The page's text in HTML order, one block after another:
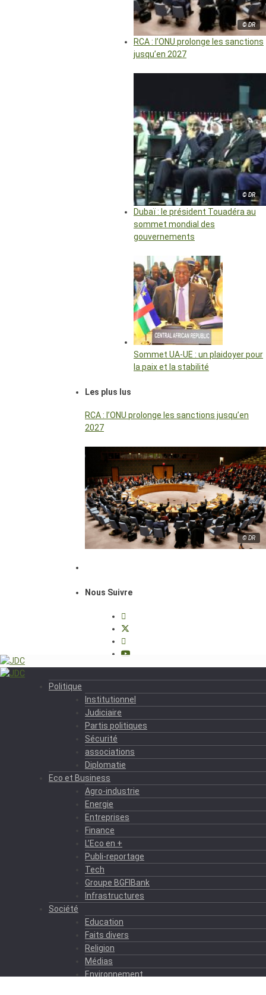
© DR
RCA : l’ONU prolonge les sanctions
jusqu’en 2027
© DR
Dubaï : le président Touadéra au
sommet mondial des
gouvernements
Sommet UA-UE : un plaidoyer pour
la paix et la stabilité
Les plus lus
RCA : l’ONU prolonge les sanctions jusqu’en
2027
© DR
Nous Suivre
Politique
Institutionnel
Judiciaire
Partis politiques
Sécurité
associations
Diplomatie
Eco et Business
Agro-industrie
Energie
Entreprises
Finance
L’Eco en +
Publi-reportage
Tech
Groupe BGFIBank
Infrastructures
Société
Education
Faits divers
Religion
Médias
Environnement